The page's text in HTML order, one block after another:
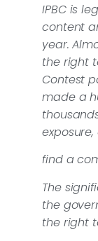
IPBC is
content
year.
the right
Contest
made a
find a
The
the
the right